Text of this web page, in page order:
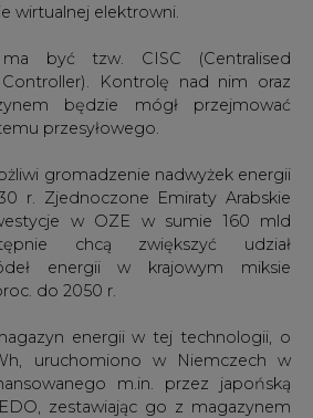
wirtualnej elektrowni.
być tzw. CISC (Centralised
Kontrolę nad nim oraz
będzie mógł przejmować
przesyłowego.
gromadzenie nadwyżek energii
r. Zjednoczone Emiraty Arabskie
w OZE w sumie 160 mld
chcą zwiększyć udział
energii w krajowym miksie
do 2050 r.
energii w tej technologii, o
uruchomiono w Niemczech w
m.in. przez japońską
zestawiając go z magazynem